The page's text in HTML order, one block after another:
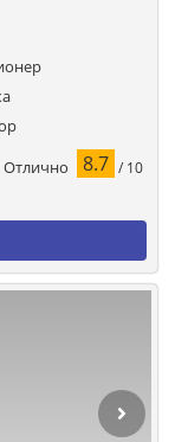
Отлично 8.7 / 10